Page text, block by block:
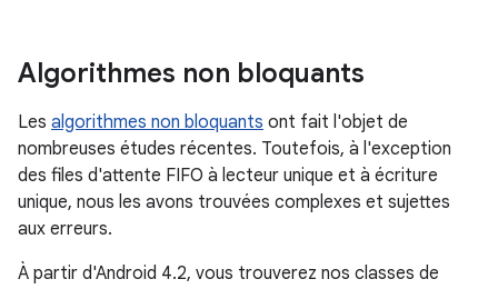
Algorithmes non bloquants
Les algorithmes non bloquants ont fait l'objet de
nombreuses études récentes. Toutefois, à l'exception
des files d'attente FIFO à lecteur unique et à écriture
unique, nous les avons trouvées complexes et sujettes
aux erreurs.
À partir d'Android 4.2, vous trouverez nos classes de